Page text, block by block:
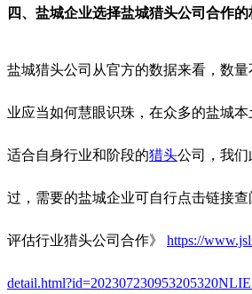
四、盐城企业选择盐城猎头公司合作的
盐城猎头公司从官方的数据来看，数量
业应当如何慧眼识珠，在众多的盐城
适合自身行业和阶段的猎头公司，我
过，需要的盐城企业可自行点击链接
评估行业猎头公司合作》 https://